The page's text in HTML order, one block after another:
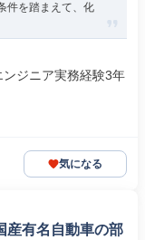
件を踏まえて、化
ジニア実務経験3年
気になる
産有名自動車の部